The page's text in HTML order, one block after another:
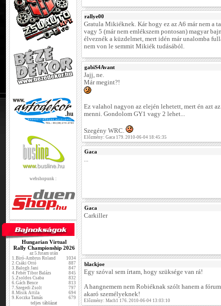
webshopunk :
Hungarian Virtual
Rally Championship 2026
az 5.futam után
1.Biró-Ambrus Roland
1034
2.Csáki Ottó
887
3.Balogh Jani
847
4.Fehér Tibor Balázs
845
5.Zsoldos Csaba
832
6.Gách Bence
813
7.Szegedi Zsolt
797
8.Misik Attila
694
9.Koczka Tamás 679
teljes táblázat
rallye00
Gratula Mikiéknek. Kár hogy ez az A6 már nem a
vagy 5 (már nem emlékszem pontosan) magyar
élveznék a küzdelmet, mert idén már unalomba
nem von le semmit Mikiék tudásából.
gabiS4Avant
Jajj, ne.
Már megint?!
Ez valahol nagyon az elején lehetett, mert én azt
menni. Gondolom GY1 vagy 2 lehet...
Szegény WRC.
Előzmény: Gaca 179. 2010-06-04 18:45:35
Gaca
...
Gaca
Carkiller
blackjoe
Egy szóval sem írtam, hogy szüksége van rá!
A hangnemem nem Robiéknak szólt hanem a
akaró személyeknek!
Előzmény: Mach1 176. 2010-06-04 13:03:10